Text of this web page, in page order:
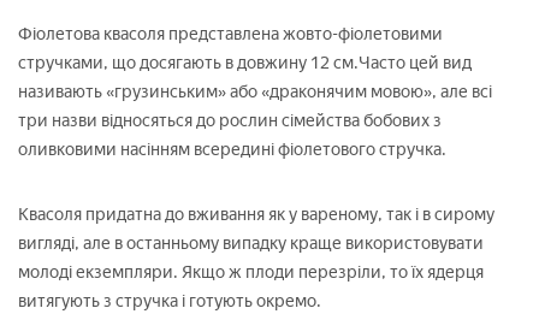
Фіолетова квасоля представлена жовто-фіолетовими
стручками, що досягають в довжину 12 см.Часто цей вид
називають «грузинським» або «драконячим мовою», але всі
три назви відносяться до рослин сімейства бобових з
оливковими насінням всередині фіолетового стручка.
Квасоля придатна до вживання як у вареному, так і в сирому
вигляді, але в останньому випадку краще використовувати
молоді екземпляри. Якщо ж плоди перезріли, то їх ядерця
витягують з стручка і готують окремо.